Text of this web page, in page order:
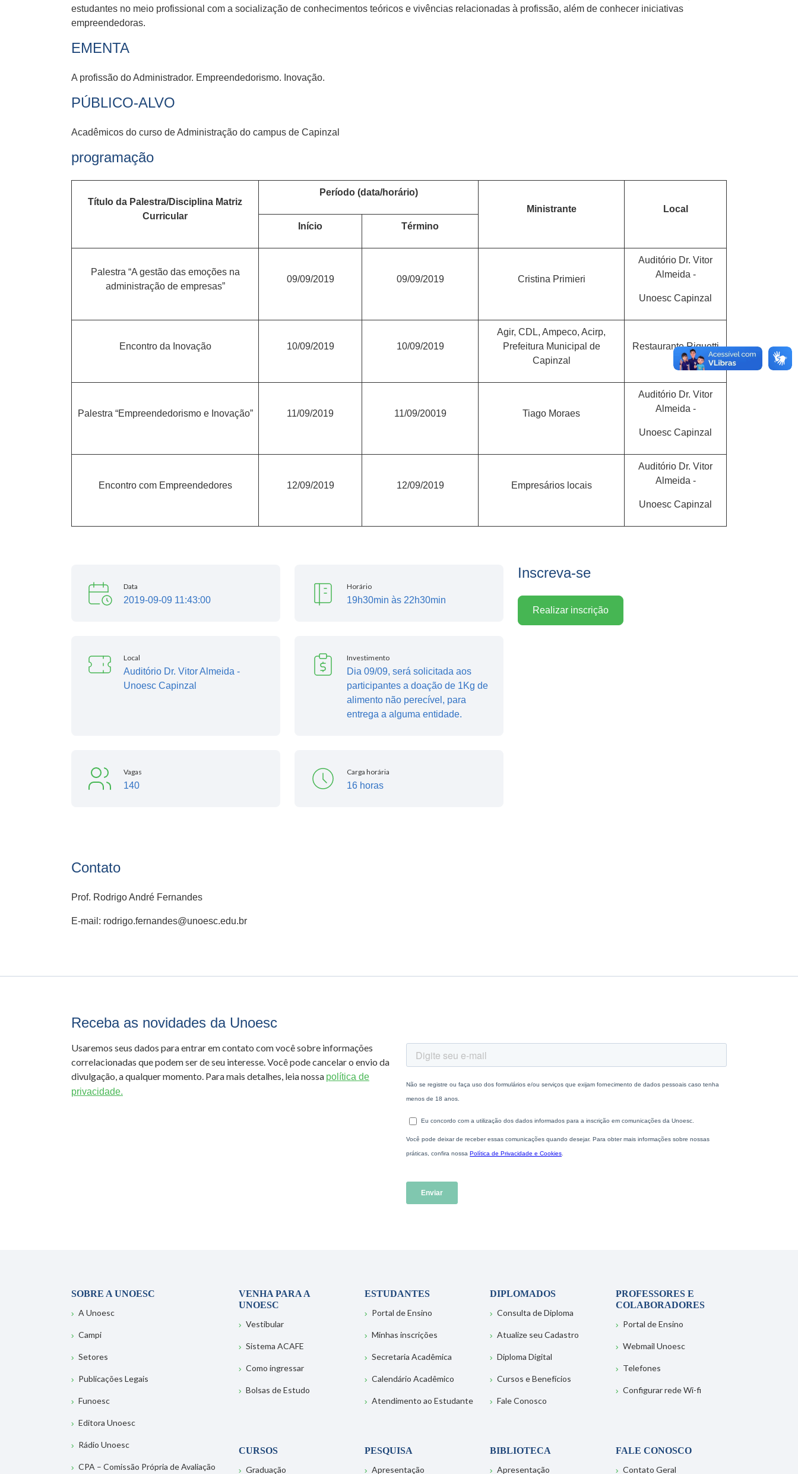
estudantes no meio profissional com a socialização de conhecimentos teóricos e vivências relacionadas à profissão, além de conhecer iniciativas
empreendedoras.
EMENTA
A profissão do Administrador. Empreendedorismo. Inovação.
PÚBLICO-ALVO
Acadêmicos do curso de Administração do campus de Capinzal
programação
Título da Palestra/Disciplina Matriz
Curricular
Período (data/horário)
Ministrante
Local
Início
Término
Palestra “A gestão das emoções na
administração de empresas”
09/09/2019 09/09/2019 Cristina Primieri
Auditório Dr. Vitor
Almeida -
Unoesc Capinzal
Encontro da Inovação 10/09/2019 10/09/2019
Agir, CDL, Ampeco, Acirp,
Prefeitura Municipal de
Capinzal
Restaurante Riquetti
Palestra “Empreendedorismo e Inovação” 11/09/2019 11/09/20019 Tiago Moraes
Auditório Dr. Vitor
Almeida -
Unoesc Capinzal
Encontro com Empreendedores 12/09/2019 12/09/2019 Empresários locais
Auditório Dr. Vitor
Almeida -
Unoesc Capinzal
Data
2019-09-09 11:43:00
Horário
19h30min às 22h30min
Local
Auditório Dr. Vitor Almeida -
Unoesc Capinzal
Investimento
Dia 09/09, será solicitada aos
participantes a doação de 1Kg de
alimento não perecível, para
entrega a alguma entidade.
Vagas
140
Carga horária
16 horas
Inscreva-se
Realizar inscrição
Contato
Prof. Rodrigo André Fernandes
E-mail: rodrigo.fernandes@unoesc.edu.br
Receba as novidades da Unoesc
Usaremos seus dados para entrar em contato com você sobre informações
correlacionadas que podem ser de seu interesse. Você pode cancelar o envio da
divulgação, a qualquer momento. Para mais detalhes, leia nossa política de
privacidade.
SOBRE A UNOESC
A Unoesc
Campi
Setores
Publicações Legais
Funoesc
Editora Unoesc
Rádio Unoesc
CPA – Comissão Própria de Avaliação
VENHA PARA A
UNOESC
Vestibular
Sistema ACAFE
Como ingressar
Bolsas de Estudo
ESTUDANTES
Portal de Ensino
Minhas inscrições
Secretaria Acadêmica
Calendário Acadêmico
Atendimento ao Estudante
DIPLOMADOS
Consulta de Diploma
Atualize seu Cadastro
Diploma Digital
Cursos e Benefícios
Fale Conosco
PROFESSORES E
COLABORADORES
Portal de Ensino
Webmail Unoesc
Telefones
Configurar rede Wi-fi
CURSOS
Graduação
PESQUISA
Apresentação
BIBLIOTECA
Apresentação
FALE CONOSCO
Contato Geral